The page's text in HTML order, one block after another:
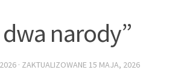
narody”
· ZAKTUALIZOWANE 15 MAJA, 2026